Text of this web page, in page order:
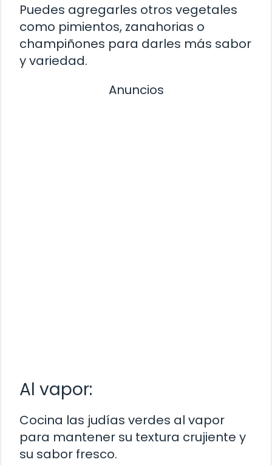
Puedes agregarles otros vegetales
como pimientos, zanahorias o
champiñones para darles más sabor
y variedad.
Anuncios
Al vapor:
Cocina las judías verdes al vapor
para mantener su textura crujiente y
su sabor fresco.